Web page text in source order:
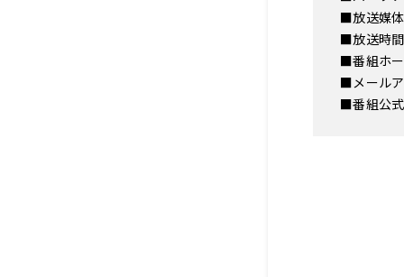
■放送
■放送
■番組ホ
■メー
■番